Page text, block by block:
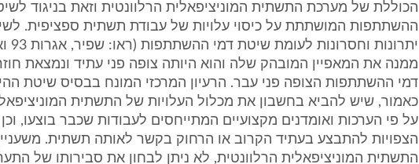
הכוללת של מערכת התשתית המוניציפאלית הרלוונטית וזאת בניגוד
ההשתתפות המושתתת על כיסוי עלויות של עבודת תשתית ספציפית.
ממנה את המאפיין המובהק שלה והוא היותה צופה פני עתיד ונמצאת
דמי ההשתתפות הצופה פני עבר. הרעיון המרכזי המונח בבסיס שיטת
כאמור, שיש להביא בחשבון את מכלול העלויות של התשתית
על פי הערכות ואומדנים מקצועיים המתייחסים לעבודות שכבר בוצעו,
הצפויות להתבצע בעתיד הקרוב או הרחוק בקשר לאותה תשתית.
התשתית המוניציפאלית הרלוונטית, לא ניתן לבחון את סבירותו של